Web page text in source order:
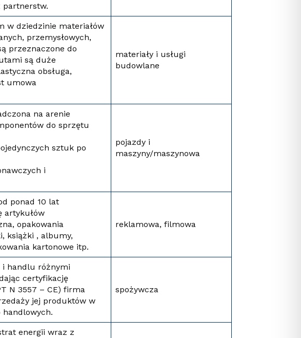
partnerstw.
w dziedzinie materiałów
przemysłowych,
przeznaczone do
są duże
obsługa,
umowa
materiały i usługi
budowlane
na arenie
do sprzętu
sztuk po
i
pojazdy i
maszyny/maszynowa
ponad 10 lat
artykułów
opakowania
książki , albumy,
kartonowe itp.
reklamowa, filmowa
i handlu różnymi
certyfikację
N 3557 – CE) firma
jej produktów w
spożywcza
energii wraz z